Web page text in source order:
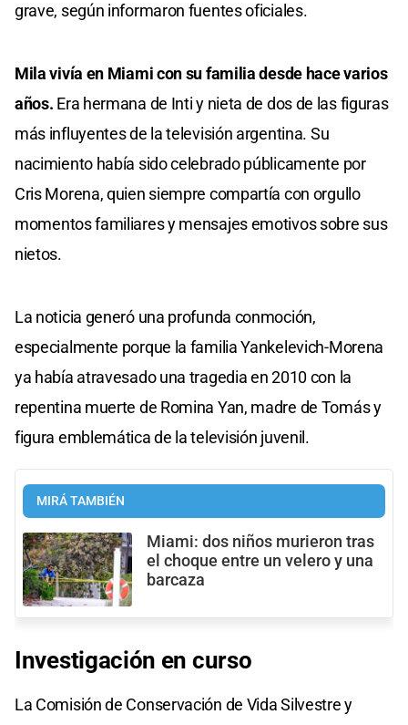
grave, según informaron fuentes oficiales.
Mila vivía en Miami con su familia desde hace varios
años. Era hermana de Inti y nieta de dos de las figuras
más influyentes de la televisión argentina. Su
nacimiento había sido celebrado públicamente por
Cris Morena, quien siempre compartía con orgullo
momentos familiares y mensajes emotivos sobre sus
nietos.
La noticia generó una profunda conmoción,
especialmente porque la familia Yankelevich-Morena
ya había atravesado una tragedia en 2010 con la
repentina muerte de Romina Yan, madre de Tomás y
figura emblemática de la televisión juvenil.
MIRÁ TAMBIÉN
Miami: dos niños murieron tras
el choque entre un velero y una
barcaza
Investigación en curso
La Comisión de Conservación de Vida Silvestre y